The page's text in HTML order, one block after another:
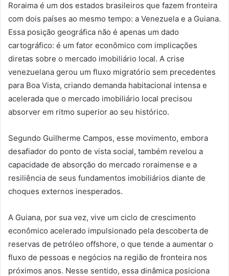
Roraima é um dos estados brasileiros que fazem fronteira
com dois países ao mesmo tempo: a Venezuela e a Guiana.
Essa posição geográfica não é apenas um dado
cartográfico: é um fator econômico com implicações
diretas sobre o mercado imobiliário local. A crise
venezuelana gerou um fluxo migratório sem precedentes
para Boa Vista, criando demanda habitacional intensa e
acelerada que o mercado imobiliário local precisou
absorver em ritmo superior ao seu histórico.
Segundo Guilherme Campos, esse movimento, embora
desafiador do ponto de vista social, também revelou a
capacidade de absorção do mercado roraimense e a
resiliência de seus fundamentos imobiliários diante de
choques externos inesperados.
A Guiana, por sua vez, vive um ciclo de crescimento
econômico acelerado impulsionado pela descoberta de
reservas de petróleo offshore, o que tende a aumentar o
fluxo de pessoas e negócios na região de fronteira nos
próximos anos. Nesse sentido, essa dinâmica posiciona